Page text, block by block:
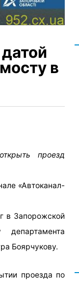
в
проезд
«Автоканал-
в Запорожской
Боярчукову.
проезда по